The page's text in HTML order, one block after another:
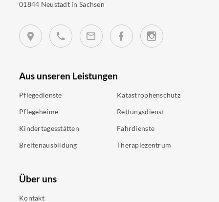
01844 Neustadt in Sachsen
Aus unseren Leistungen
Pflegedienste
Pflegeheime
Kindertagesstätten
Breitenausbildung
Katastrophenschutz
Rettungsdienst
Fahrdienste
Therapiezentrum
Über uns
Kontakt